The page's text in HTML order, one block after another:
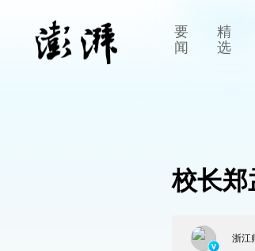
要
闻
精
选
校长郑
浙江